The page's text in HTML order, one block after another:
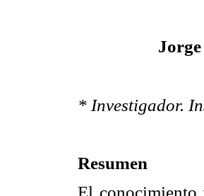
* Investigador.
Resumen